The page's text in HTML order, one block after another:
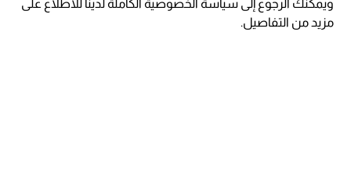
ويمكنك الرجوع إلى سياسة الخصوصية الكاملة لدينا للاطلاع على
مزيد من التفاصيل.